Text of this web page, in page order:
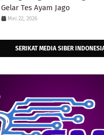
Gelar Tes Ayam Jago
Mei 22, 2026
SERIKAT MEDIA SIBER